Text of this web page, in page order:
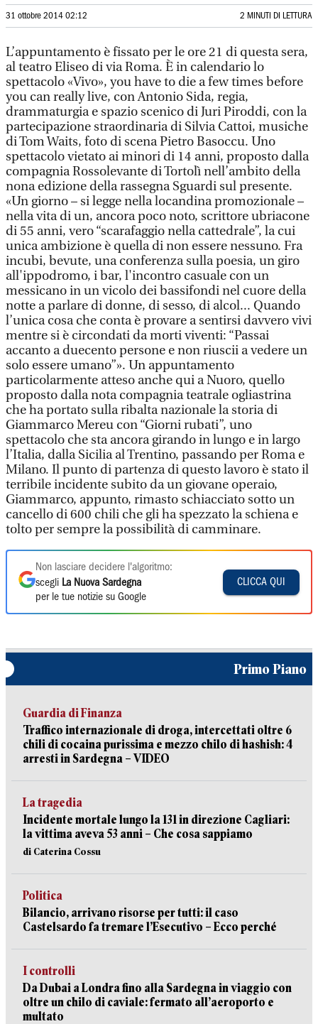
31 ottobre 2014 02:12 2 MINUTI DI LETTURA
L’appuntamento è fissato per le ore 21 di questa sera,
al teatro Eliseo di via Roma. È in calendario lo
spettacolo «Vivo», you have to die a few times before
you can really live, con Antonio Sida, regia,
drammaturgia e spazio scenico di Juri Piroddi, con la
partecipazione straordinaria di Silvia Cattoi, musiche
di Tom Waits, foto di scena Pietro Basoccu. Uno
spettacolo vietato ai minori di 14 anni, proposto dalla
compagnia Rossolevante di Tortolì nell’ambito della
nona edizione della rassegna Sguardi sul presente.
«Un giorno – si legge nella locandina promozionale –
nella vita di un, ancora poco noto, scrittore ubriacone
di 55 anni, vero “scarafaggio nella cattedrale”, la cui
unica ambizione è quella di non essere nessuno. Fra
incubi, bevute, una conferenza sulla poesia, un giro
all'ippodromo, i bar, l'incontro casuale con un
messicano in un vicolo dei bassifondi nel cuore della
notte a parlare di donne, di sesso, di alcol... Quando
l’unica cosa che conta è provare a sentirsi davvero vivi
mentre si è circondati da morti viventi: “Passai
accanto a duecento persone e non riuscii a vedere un
solo essere umano”». Un appuntamento
particolarmente atteso anche qui a Nuoro, quello
proposto dalla nota compagnia teatrale ogliastrina
che ha portato sulla ribalta nazionale la storia di
Giammarco Mereu con “Giorni rubati”, uno
spettacolo che sta ancora girando in lungo e in largo
l’Italia, dalla Sicilia al Trentino, passando per Roma e
Milano. Il punto di partenza di questo lavoro è stato il
terribile incidente subito da un giovane operaio,
Giammarco, appunto, rimasto schiacciato sotto un
cancello di 600 chili che gli ha spezzato la schiena e
tolto per sempre la possibilità di camminare.
Non lasciare decidere l'algoritmo:
scegli La Nuova Sardegna
per le tue notizie su Google
CLICCA QUI
Primo Piano
Guardia di Finanza
Traffico internazionale di droga, intercettati oltre 6
chili di cocaina purissima e mezzo chilo di hashish: 4
arresti in Sardegna – VIDEO
La tragedia
Incidente mortale lungo la 131 in direzione Cagliari:
la vittima aveva 53 anni – Che cosa sappiamo
di Caterina Cossu
Politica
Bilancio, arrivano risorse per tutti: il caso
Castelsardo fa tremare l’Esecutivo – Ecco perché
I controlli
Da Dubai a Londra fino alla Sardegna in viaggio con
oltre un chilo di caviale: fermato all’aeroporto e
multato